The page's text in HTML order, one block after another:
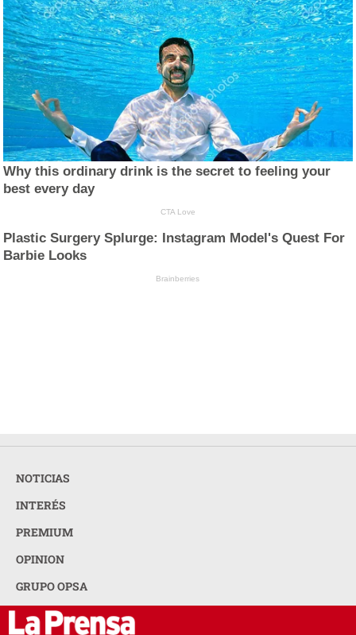
Why this ordinary drink is the secret to feeling your
best every day
CTA Love
Plastic Surgery Splurge: Instagram Model's Quest For
Barbie Looks
Brainberries
NOTICIAS
INTERÉS
PREMIUM
OPINION
GRUPO OPSA